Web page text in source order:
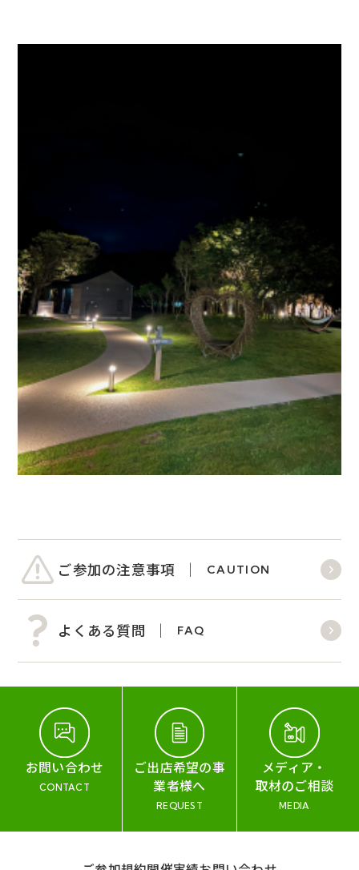
ご参加の注意事項 CAUTION
よくある質問 FAQ
お問い合わせ
CONTACT
ご出店希望の事
業者様へ
REQUEST
メディア・
取材のご相談
MEDIA